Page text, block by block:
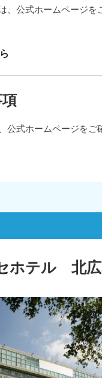
公式ホームページを
公式ホームページをご
ホテル 北広